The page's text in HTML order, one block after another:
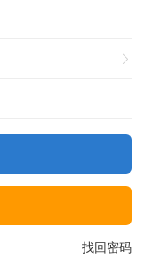
找回密码